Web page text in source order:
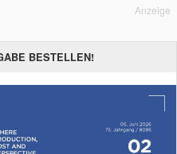
Anzeige
BESTELLEN!